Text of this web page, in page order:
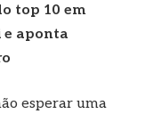
top 10 em
e aponta
esperar uma